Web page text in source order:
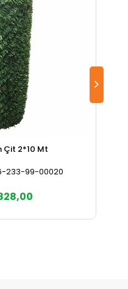
Çit 2*10 Mt
233-99-00020